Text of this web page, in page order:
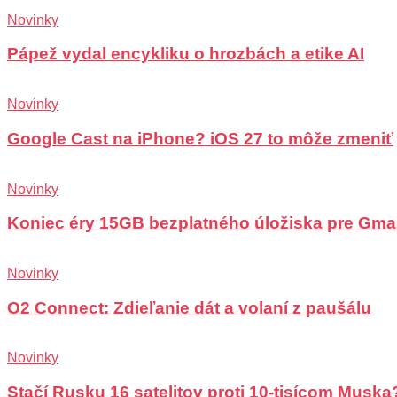
Novinky
Pápež vydal encykliku o hrozbách a etike AI
Novinky
Google Cast na iPhone? iOS 27 to môže zmeniť
Novinky
Koniec éry 15GB bezplatného úložiska pre
Novinky
O2 Connect: Zdieľanie dát a volaní z paušálu
Novinky
Stačí Rusku 16 satelitov proti 10-tisícom